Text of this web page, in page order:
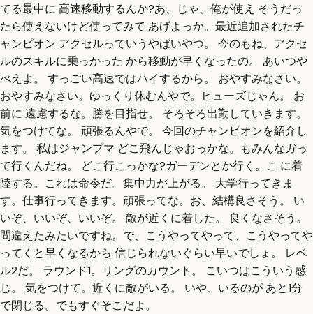
てる最中に 高速移動するんか?あ、じゃ、俺が使え そうだっ
たら使えないけど使ってみて あげよっか。最近追加されたチ
ャンピオン アクセルっていうやばいやつ。 今のもね、アクセ
ルのスキルに乗っかった から移動が早くなったの。 あいつや
べえよ。 すっごい高速ではハイするから。 おやすみなさい。
おやすみなさい。ゆっくり休むんやで。ヒューズじゃん。 お
前に 遠慮するな。勝を目指せ。 そろそろ出勤していきます。
気をつけてな。 頑張るんやで。 今回のチャンピオンを紹介し
ます。 私はジャンプマ どこ飛んじゃおっかな。もみんなガっ
て行くんだね。 どこ行こっかな?ガーデンとか行く。こ に着
陸する。これは命令だ。集中力が上がる。 大学行ってきま
す。仕事行ってきます。頑張ってな。お、結構良さそう。 い
いぞ、いいぞ、いいぞ。 敵が近くに着した。 良くなさそう。
間違えたみたいですね。で、こうやってやって、こうやってや
ってくと早くなるから 信じられないぐらい早いでしょ。 レベ
ル2だ。 ラウンド1。リングのカウント。 こいつはこういう感
じ。 気をつけて。近くに敵がいる。 いや、いるのが あと1分
で閉じる。でもすぐそこだよ。